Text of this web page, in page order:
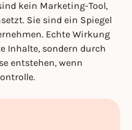
kein Marketing-Tool,
Sie sind ein Spiegel
Echte Wirkung
Inhalte, sondern durch
entstehen, wenn